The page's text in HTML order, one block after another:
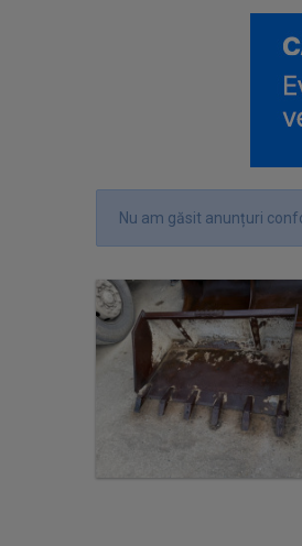
Nu am găsit anunțuri